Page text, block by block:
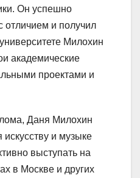
Он успешно
отличием и получил
Милохин
академические
проектами и
Даня Милохин
и музыке
выступать на
в Москве и других